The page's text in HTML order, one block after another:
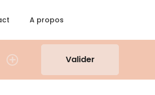
A propos
Valider